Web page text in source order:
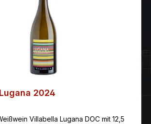
2024
Villabella Lugana DOC mit 12,5